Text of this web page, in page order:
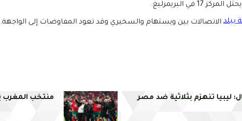
البريمرليغ.
بيلد الاتصالات بين ويستهام والسخيري وقد تعود المفاوضات إلى الواجهة.
ليبيا تنهزم بثلاثية ضد مصر منتخب المغرب